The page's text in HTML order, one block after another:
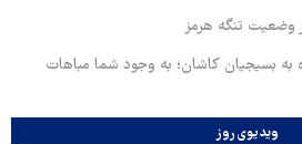
وضعیت تنگه هرمز
به بسیجیان کاشان؛ به وجود شما مباهات
ویدیوی روز